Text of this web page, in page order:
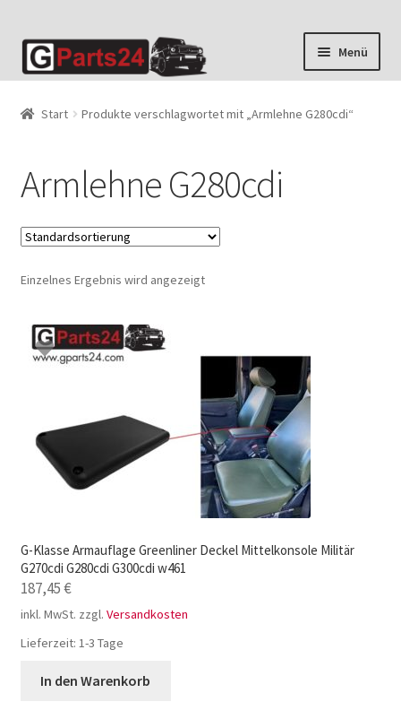
Zur
Navigation
Zum
Inhalt
Menü
Start Produkte verschlagwortet mit „Armlehne G280cdi“
Armlehne G280cdi
Einzelnes Ergebnis wird angezeigt
G-Klasse Armauflage Greenliner Deckel Mittelkonsole Militär
G270cdi G280cdi G300cdi w461
187,45€
inkl. MwSt. zzgl. Versandkosten
Lieferzeit: 1-3 Tage
In den Warenkorb